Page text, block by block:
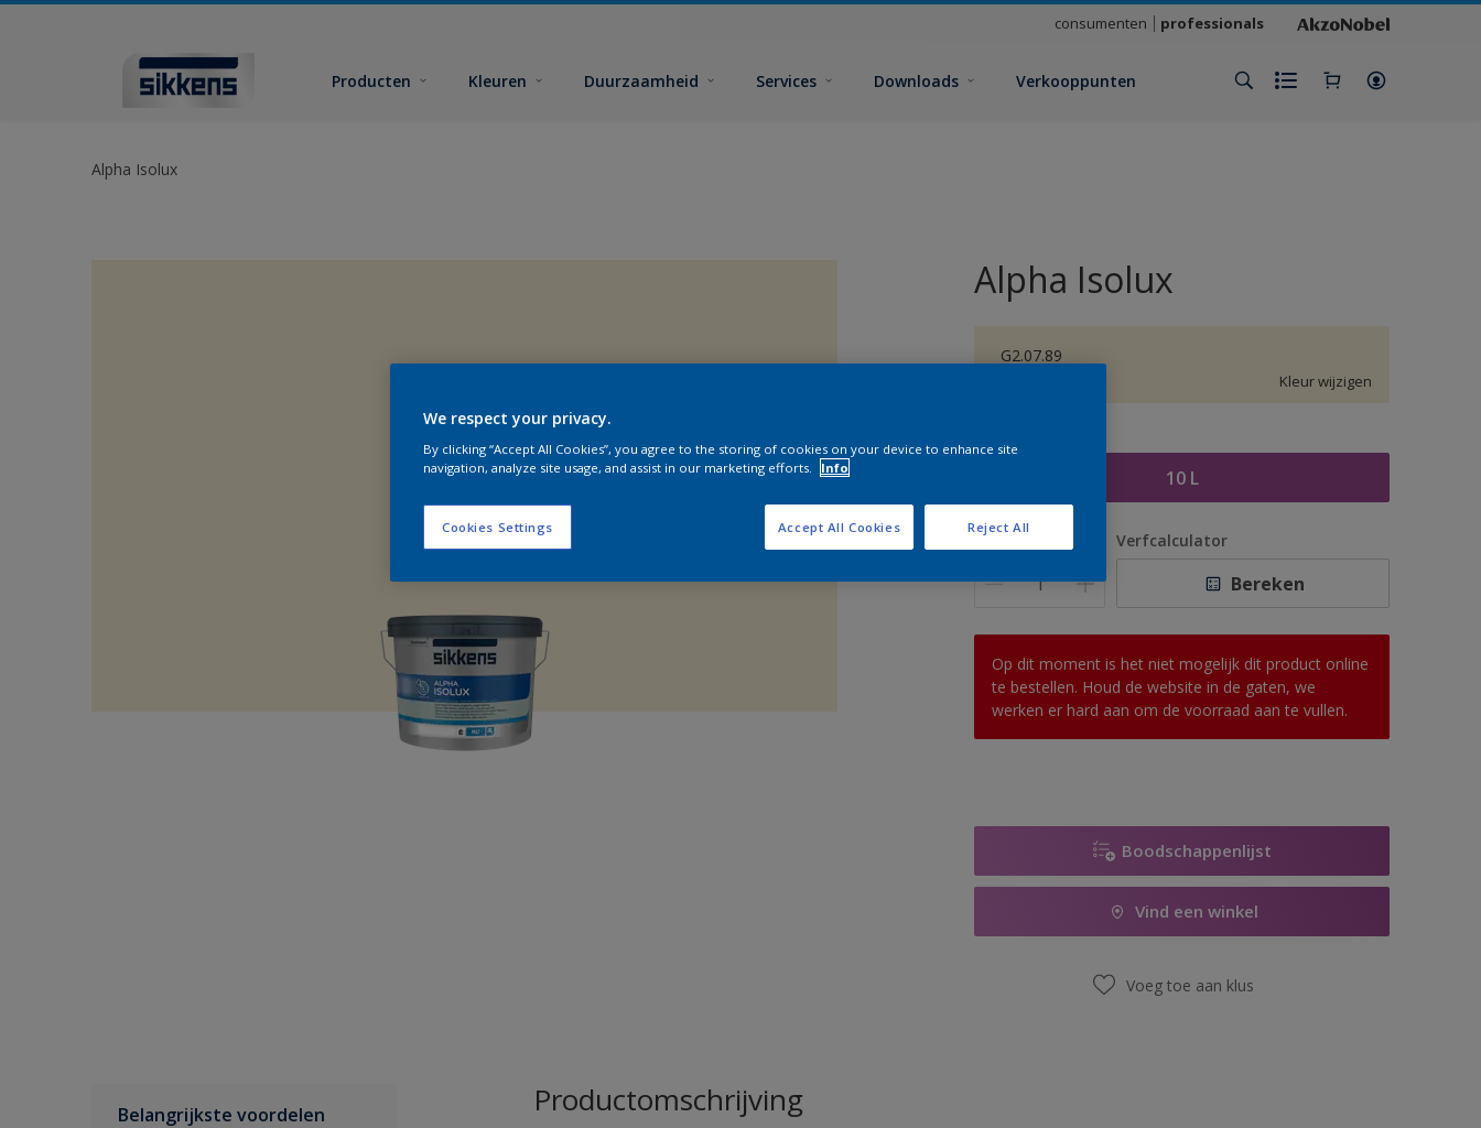
consumenten professionals
Producten Kleuren Duurzaamheid Services Downloads Verkooppunten
Alpha Isolux
Alpha Isolux
G2.07.89
Kleur wijzigen
Grootte
10 L
Aantal Verfcalculator
Bereken
Op dit moment is het niet mogelijk dit product online
te bestellen. Houd de website in de gaten, we
werken er hard aan om de voorraad aan te vullen.
Boodschappenlijst
Vind een winkel
Voeg toe aan klus
Belangrijkste voordelen Productomschrijving
We respect your privacy.
By clicking “Accept All Cookies”, you agree to the storing of cookies on your device to enhance site
navigation, analyze site usage, and assist in our marketing efforts.
Info
Cookies Settings Reject All
Accept All Cookies